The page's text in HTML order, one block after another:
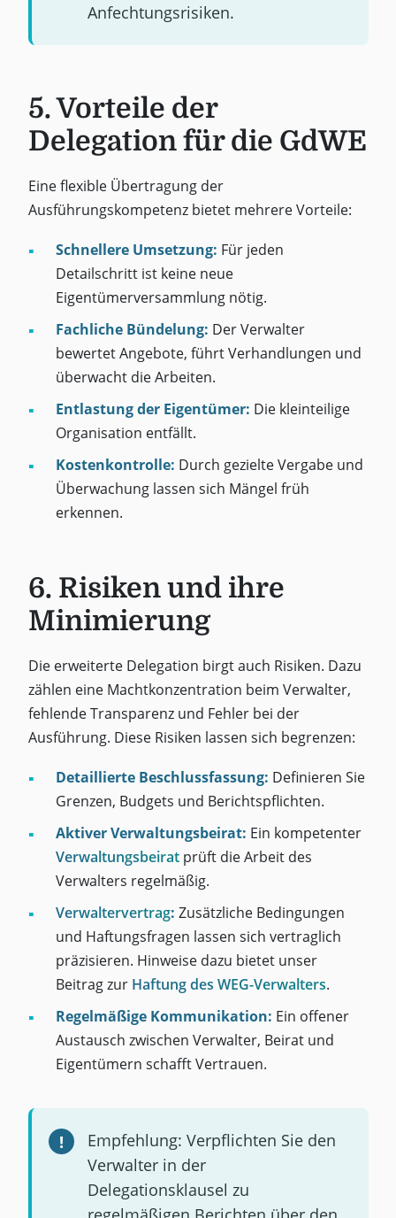
Anfechtungsrisiken.
5. Vorteile der
Delegation für die GdWE
Eine flexible Übertragung der
Ausführungskompetenz bietet mehrere Vorteile:
Schnellere Umsetzung: Für jeden
Detailschritt ist keine neue
Eigentümerversammlung nötig.
Fachliche Bündelung: Der Verwalter
bewertet Angebote, führt Verhandlungen und
überwacht die Arbeiten.
Entlastung der Eigentümer: Die kleinteilige
Organisation entfällt.
Kostenkontrolle: Durch gezielte Vergabe und
Überwachung lassen sich Mängel früh
erkennen.
6. Risiken und ihre
Minimierung
Die erweiterte Delegation birgt auch Risiken. Dazu
zählen eine Machtkonzentration beim Verwalter,
fehlende Transparenz und Fehler bei der
Ausführung. Diese Risiken lassen sich begrenzen:
Detaillierte Beschlussfassung: Definieren Sie
Grenzen, Budgets und Berichtspflichten.
Aktiver Verwaltungsbeirat: Ein kompetenter
Verwaltungsbeirat prüft die Arbeit des
Verwalters regelmäßig.
Verwaltervertrag: Zusätzliche Bedingungen
und Haftungsfragen lassen sich vertraglich
präzisieren. Hinweise dazu bietet unser
Beitrag zur Haftung des WEG-Verwalters.
Regelmäßige Kommunikation: Ein offener
Austausch zwischen Verwalter, Beirat und
Eigentümern schafft Vertrauen.
Empfehlung: Verpflichten Sie den
Verwalter in der
Delegationsklausel zu